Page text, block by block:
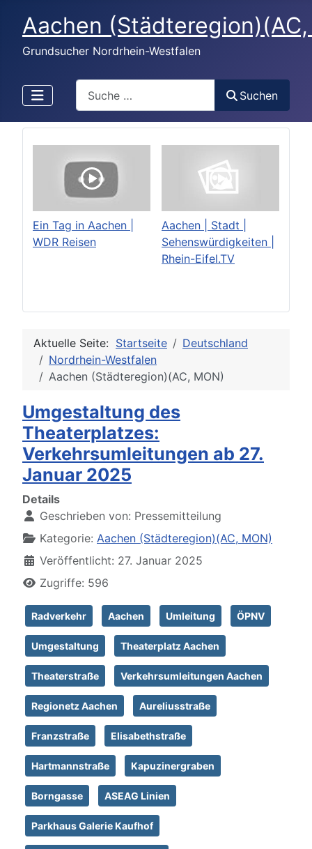
Aachen
Grundsucher Nordrhein-Westfalen
Suchen
Ein Tag in Aachen |
WDR Reisen
Aachen | Stadt |
Sehenswürdigkeiten |
Rhein-Eifel.TV
Aktuelle Seite: Startseite
Deutschland
Nordrhein-Westfalen
Aachen (Städteregion)(AC, MON)
Umgestaltung des
Theaterplatzes:
Verkehrsumleitungen ab 27.
Januar 2025
Details
Geschrieben von: Pressemitteilung
Kategorie: Aachen (Städteregion)(AC, MON)
Veröffentlicht: 27. Januar 2025
Zugriffe: 596
Radverkehr Aachen Umleitung ÖPNV
Umgestaltung Theaterplatz Aachen
Theaterstraße Verkehrsumleitungen Aachen
Regionetz Aachen Aureliusstraße
Franzstraße Elisabethstraße
Hartmannstraße Kapuzinergraben
Borngasse ASEAG Linien
Parkhaus Galerie Kaufhof